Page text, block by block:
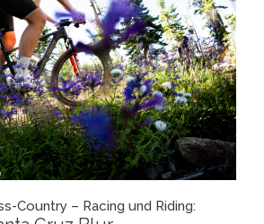
Country – Racing und Riding: